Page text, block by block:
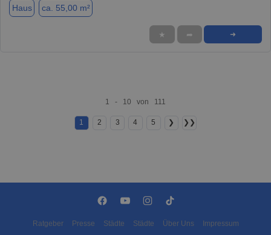
Haus ca. 55,00 m²
★ ➦ ➜
1 - 10 von 111
1 2 3 4 5 ❯ ❯❯
Ratgeber Presse Städte Städte Über Uns Impressum